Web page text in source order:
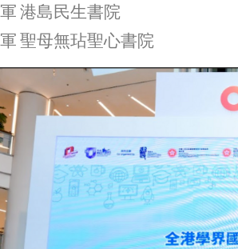
港島民生書院
聖母無玷聖心書院